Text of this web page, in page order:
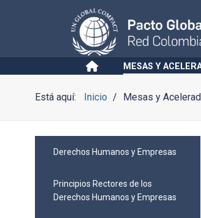
MESAS Y
Está aquí: Inicio Mesas y
Derechos Humanos y Empresas
Principios Rectores de los
Derechos Humanos y Empresas